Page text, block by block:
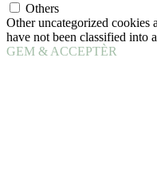
Others
Other uncategorized cookies
have not been classified into
GEM & ACCEPTÈR